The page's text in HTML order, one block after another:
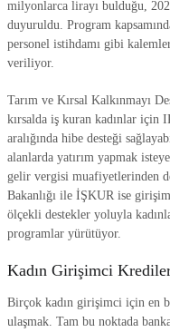
milyonlarca lirayı bulduğu,
duyuruldu. Program
personel istihdamı gibi
veriliyor.
Tarım ve Kırsal Kalkınmayı
kırsalda iş kuran kadınlar için
aralığında hibe desteği
alanlarda yatırım yapmak
gelir vergisi muafiyetlerinden
Bakanlığı ile İŞKUR ise
ölçekli destekler yoluyla
programlar yürütüyor.
Kadın Girişimci
Birçok kadın girişimci için en
ulaşmak. Tam bu noktada